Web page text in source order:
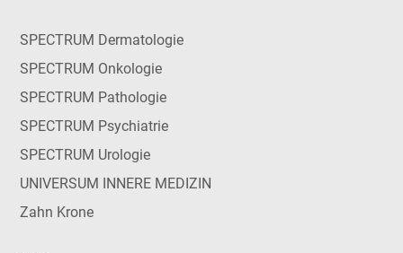
SPECTRUM Dermatologie
SPECTRUM Onkologie
SPECTRUM Pathologie
SPECTRUM Psychiatrie
SPECTRUM Urologie
UNIVERSUM INNERE MEDIZIN
Zahn Krone